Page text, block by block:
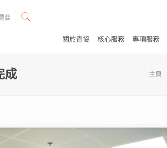
關於青協 核心服務 專項服務
成 主頁